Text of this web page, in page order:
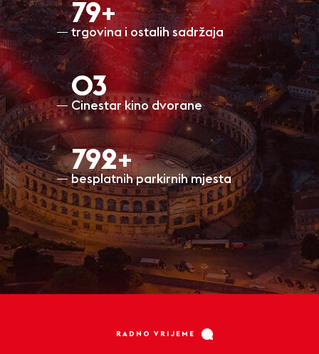
80+
trgovina i ostalih sadržaja
O3
Cinestar kino dvorane
797+
besplatnih parkirnih mjesta
RADNO VRIJEME